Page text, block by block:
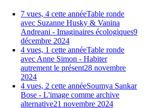
7 vues, 4 cette annéeTable ronde
avec Suzanne Husky & Vanina
Andreani - Imaginaires écologiques9
décembre 2024
4 vues, 1 cette annéeTable ronde
avec Anne Simon - Habiter
autrement le présent28 novembre
2024
4 vues, 2 cette annéeSoumya Sankar
Bose - L'image comme archive
alternative21 novembre 2024